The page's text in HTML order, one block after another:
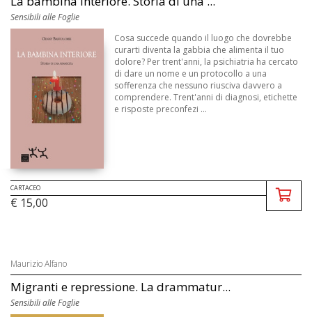
Sensibili alle Foglie
Cosa succede quando il luogo che dovrebbe
curarti diventa la gabbia che alimenta il tuo
dolore? Per trent'anni, la psichiatria ha cercato
di dare un nome e un protocollo a una
sofferenza che nessuno riusciva davvero a
comprendere. Trent'anni di diagnosi, etichette
e risposte preconfezi ...
CARTACEO
€ 15,00
Maurizio Alfano
Migranti e repressione. La drammatur...
Sensibili alle Foglie